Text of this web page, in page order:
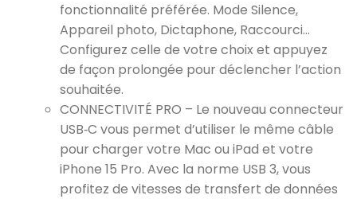
fonctionnalité préférée. Mode Silence,
Appareil photo, Dictaphone, Raccourci...
Configurez celle de votre choix et appuyez
de façon prolongée pour déclencher l’action
souhaitée.
CONNECTIVITÉ PRO – Le nouveau connecteur
USB‑C vous permet d’utiliser le même câble
pour charger votre Mac ou iPad et votre
iPhone 15 Pro. Avec la norme USB 3, vous
profitez de vitesses de transfert de données